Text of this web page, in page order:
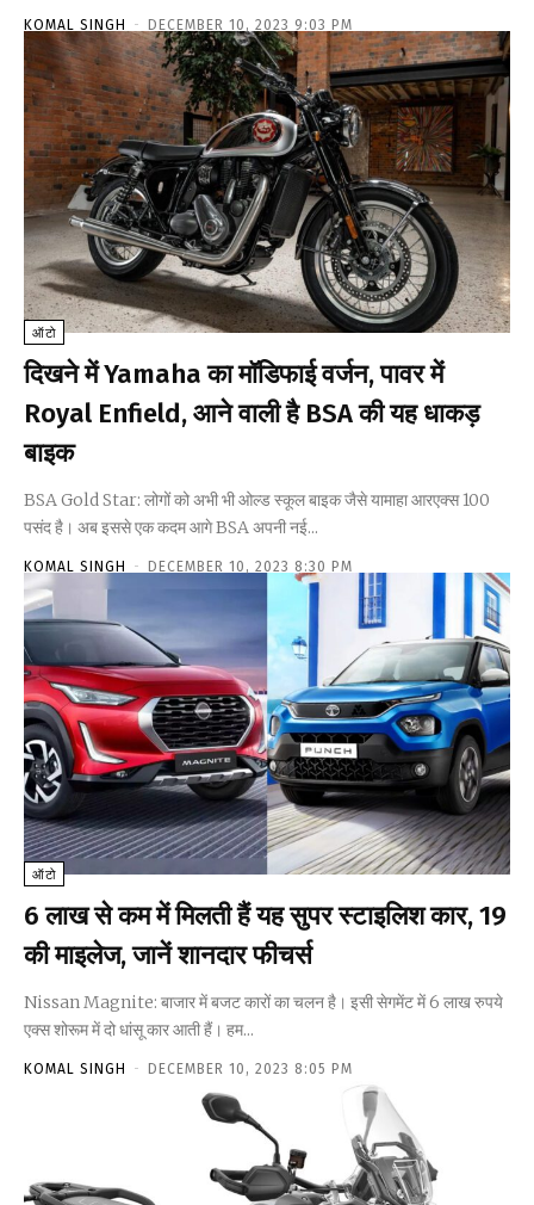
KOMAL SINGH - DECEMBER 10, 2023 9:03 PM
ऑटो
दिखने में Yamaha का मॉडिफाई वर्जन, पावर में
Royal Enfield, आने वाली है BSA की यह धाकड़
बाइक
BSA Gold Star: लोगों को अभी भी ओल्ड स्कूल बाइक जैसे यामाहा आरएक्स 100
पसंद है। अब इससे एक कदम आगे BSA अपनी नई...
KOMAL SINGH - DECEMBER 10, 2023 8:30 PM
ऑटो
6 लाख से कम में मिलती हैं यह सुपर स्टाइलिश कार, 19
की माइलेज, जानें शानदार फीचर्स
Nissan Magnite: बाजार में बजट कारों का चलन है। इसी सेगमेंट में 6 लाख रुपये
एक्स शोरूम में दो धांसू कार आती हैं। हम...
KOMAL SINGH - DECEMBER 10, 2023 8:05 PM